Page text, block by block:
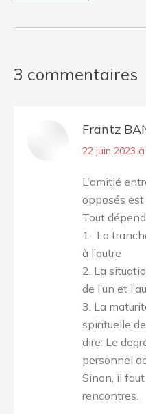
3 commentaires
Frantz
dit
22 juin 2023
L’amitié
opposés
Tout
1- La
à l’autre
2. La
de l’un et
3. La
spirituelle de
dire: Le
personnel
Sinon, il
rencontres.